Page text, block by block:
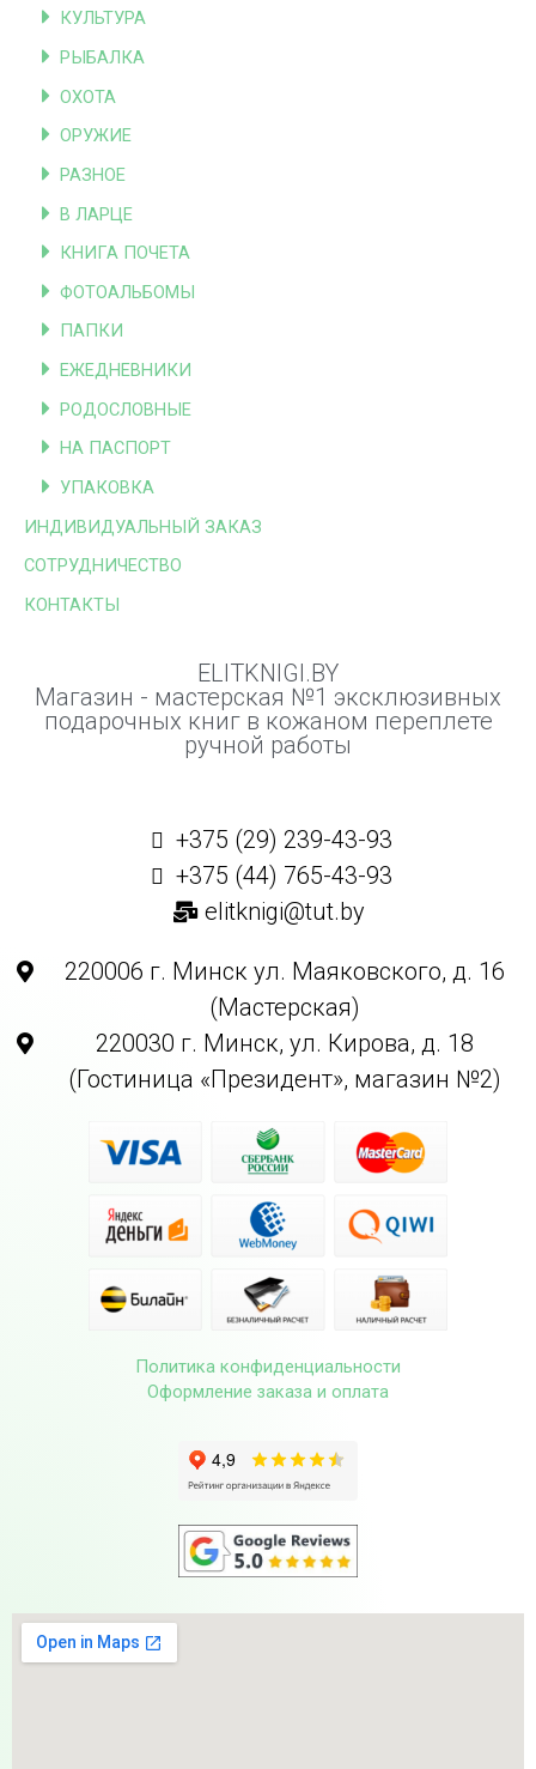
КУЛЬТУРА
РЫБАЛКА
ОХОТА
ОРУЖИЕ
РАЗНОЕ
В ЛАРЦЕ
КНИГА ПОЧЕТА
ФОТОАЛЬБОМЫ
ПАПКИ
ЕЖЕДНЕВНИКИ
РОДОСЛОВНЫЕ
НА ПАСПОРТ
УПАКОВКА
ИНДИВИДУАЛЬНЫЙ ЗАКАЗ
СОТРУДНИЧЕСТВО
КОНТАКТЫ
ELITKNIGI.BY
Магазин - мастерская №1 эксклюзивных
подарочных книг в кожаном переплете
ручной работы
+375 (29) 239-43-93
+375 (44) 765-43-93
elitknigi@tut.by
220006 г. Минск ул. Маяковского, д. 16
(Мастерская)
220030 г. Минск, ул. Кирова, д. 18
(Гостиница «Президент», магазин №2)
Политика конфиденциальности
Оформление заказа и оплата